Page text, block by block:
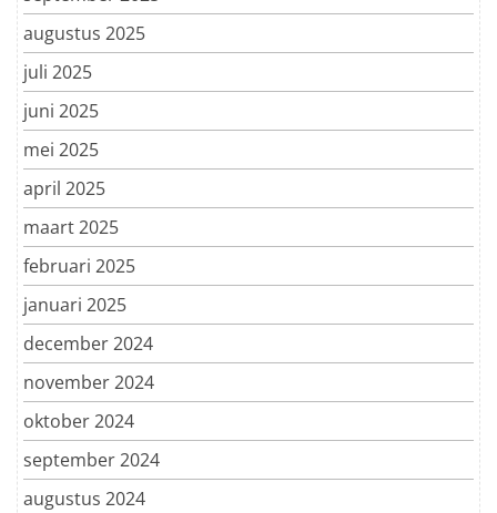
augustus 2025
juli 2025
juni 2025
mei 2025
april 2025
maart 2025
februari 2025
januari 2025
december 2024
november 2024
oktober 2024
september 2024
augustus 2024